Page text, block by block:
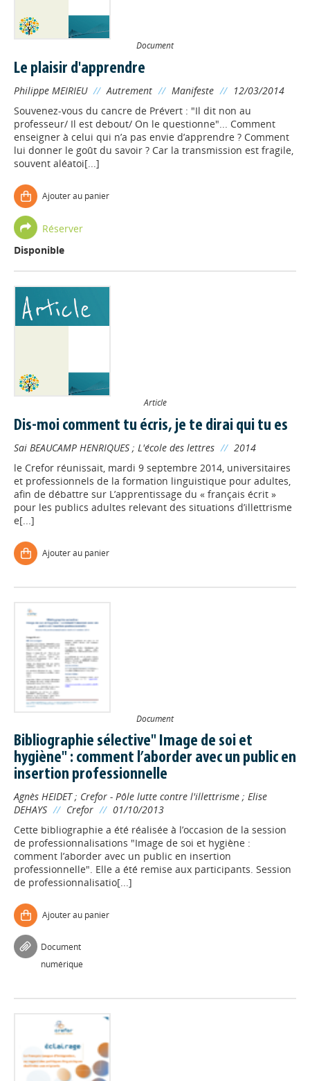
Document
Le plaisir d'apprendre
Philippe MEIRIEU // Autrement // Manifeste // 12/03/2014
Souvenez-vous du cancre de Prévert : "Il dit non au
professeur/ Il est debout/ On le questionne"... Comment
enseigner à celui qui n’a pas envie d’apprendre ? Comment
lui donner le goût du savoir ? Car la transmission est fragile,
souvent aléatoi[...]
Ajouter au panier
Réserver
Disponible
Article
Dis-moi comment tu écris, je te dirai qui tu es
Sai BEAUCAMP HENRIQUES ; L'école des lettres // 2014
le Crefor réunissait, mardi 9 septembre 2014, universitaires
et professionnels de la formation linguistique pour adultes,
afin de débattre sur L’apprentissage du « français écrit »
pour les publics adultes relevant des situations d’illettrisme
e[...]
Ajouter au panier
Document
Bibliographie sélective" Image de soi et
hygiène" : comment l’aborder avec un public en
insertion professionnelle
Agnès HEIDET; Crefor - Pôle lutte contre l'illettrisme ; Elise
DEHAYS // Crefor // 01/10/2013
Cette bibliographie a été réalisée à l’occasion de la session
de professionnalisations "Image de soi et hygiène :
comment l’aborder avec un public en insertion
professionnelle". Elle a été remise aux participants. Session
de professionnalisatio[...]
Ajouter au panier
Document
numérique